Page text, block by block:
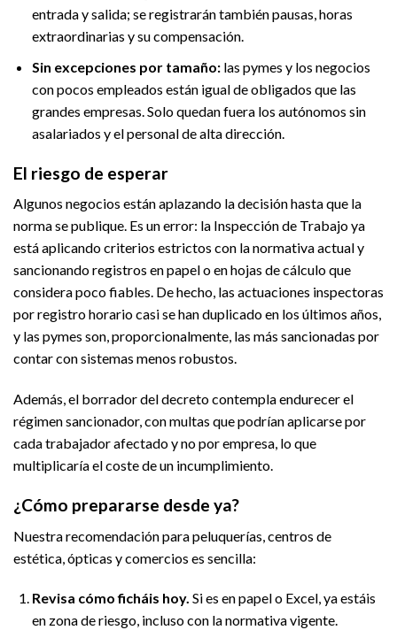
entrada y salida; se registrarán también pausas, horas
extraordinarias y su compensación.
Sin excepciones por tamaño:las pymes y los negocios
con pocos empleados están igual de obligados que las
grandes empresas. Solo quedan fuera los autónomos sin
asalariados y el personal de alta dirección.
El riesgo de esperar
Algunos negocios están aplazando la decisión hasta que la
norma se publique. Es un error: la Inspección de Trabajo ya
está aplicando criterios estrictos con la normativa actual y
sancionando registros en papel o en hojas de cálculo que
considera poco fiables. De hecho, las actuaciones inspectoras
por registro horario casi se han duplicado en los últimos años,
y las pymes son, proporcionalmente, las más sancionadas por
contar con sistemas menos robustos.
Además, el borrador del decreto contempla endurecer el
régimen sancionador, con multas que podrían aplicarse por
cada trabajador afectado y no por empresa, lo que
multiplicaría el coste de un incumplimiento.
¿Cómo prepararse desde ya?
Nuestra recomendación para peluquerías, centros de
estética, ópticas y comercios es sencilla:
Revisa cómo ficháis hoy. Si es en papel o Excel, ya estáis
en zona de riesgo, incluso con la normativa vigente.